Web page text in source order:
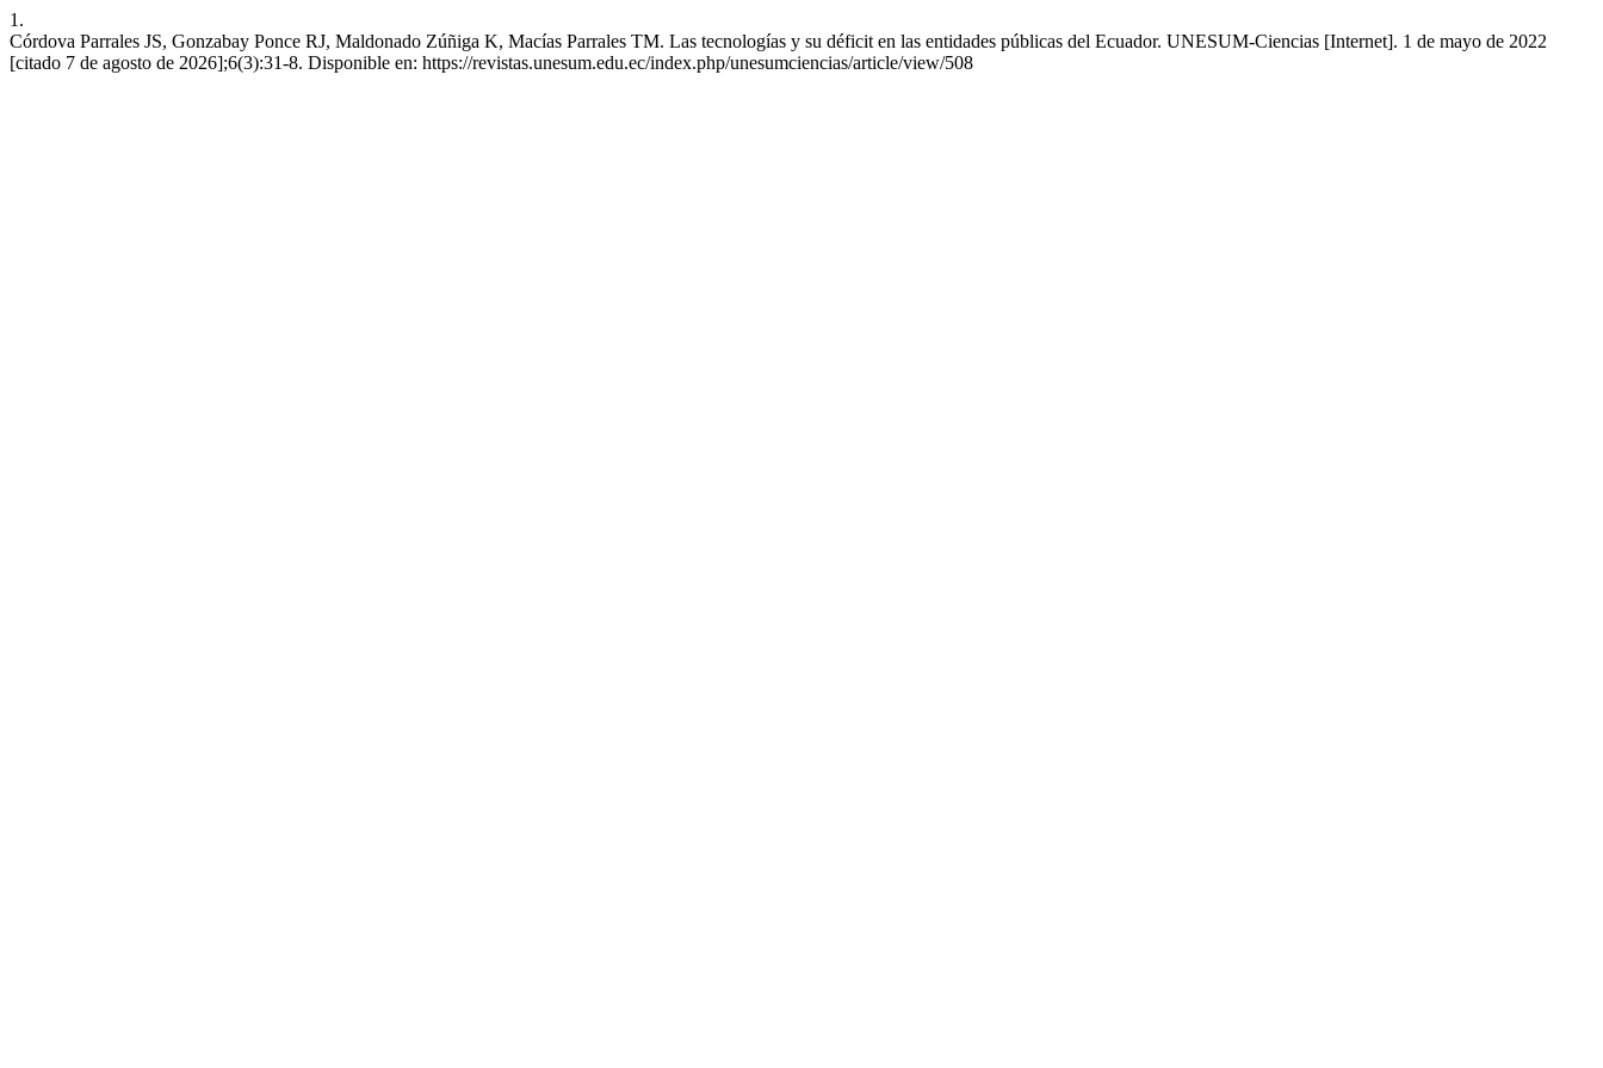
1.
Córdova Parrales JS, Gonzabay Ponce RJ, Maldonado Zúñiga K, Macías Parrales TM. Las tecnologías y su déficit en las entidades públicas del Ecuador. UNESUM-Ciencias [Internet]. 1 de mayo de 2022
[citado 7 de agosto de 2026];6(3):31-8. Disponible en: https://revistas.unesum.edu.ec/index.php/unesumciencias/article/view/508